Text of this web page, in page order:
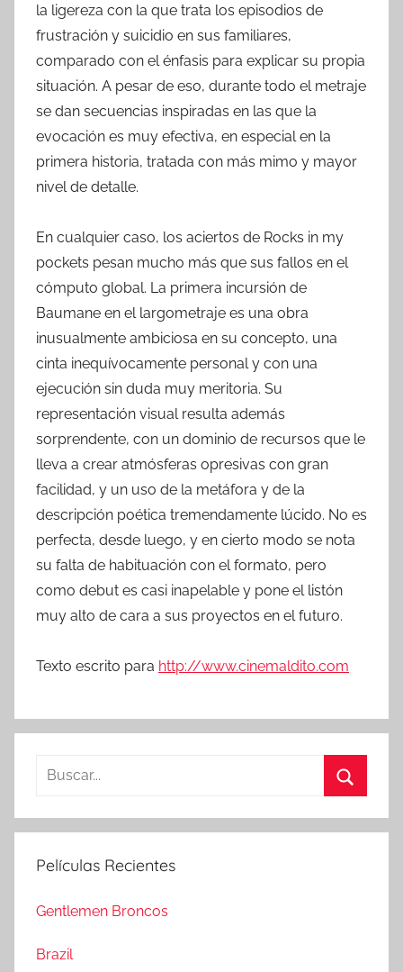
la ligereza con la que trata los episodios de
frustración y suicidio en sus familiares,
comparado con el énfasis para explicar su propia
situación. A pesar de eso, durante todo el metraje
se dan secuencias inspiradas en las que la
evocación es muy efectiva, en especial en la
primera historia, tratada con más mimo y mayor
nivel de detalle.
En cualquier caso, los aciertos de Rocks in my
pockets pesan mucho más que sus fallos en el
cómputo global. La primera incursión de
Baumane en el largometraje es una obra
inusualmente ambiciosa en su concepto, una
cinta inequívocamente personal y con una
ejecución sin duda muy meritoria. Su
representación visual resulta además
sorprendente, con un dominio de recursos que le
lleva a crear atmósferas opresivas con gran
facilidad, y un uso de la metáfora y de la
descripción poética tremendamente lúcido. No es
perfecta, desde luego, y en cierto modo se nota
su falta de habituación con el formato, pero
como debut es casi inapelable y pone el listón
muy alto de cara a sus proyectos en el futuro.
Texto escrito para http://www.cinemaldito.com
s
a
:
u
Películas Recientes
Gentlemen Broncos
Brazil